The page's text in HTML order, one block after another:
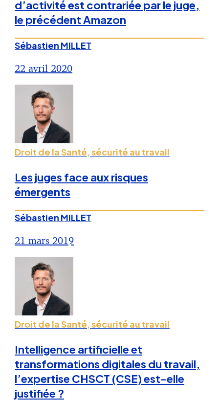
d’activité est contrariée par le juge,
le précédent Amazon
Sébastien MILLET
22 avril 2020
Droit de la Santé, sécurité au travail
Les juges face aux risques
émergents
Sébastien MILLET
21 mars 2019
Droit de la Santé, sécurité au travail
Intelligence artificielle et
transformations digitales du travail,
l’expertise CHSCT (CSE) est-elle
justifiée ?